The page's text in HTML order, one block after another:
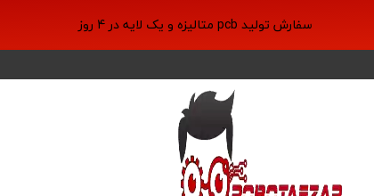
سفارش تولید pcb متالیزه و یک لایه در 4 روز